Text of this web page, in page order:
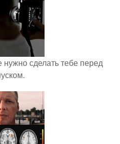
сделать тебе перед